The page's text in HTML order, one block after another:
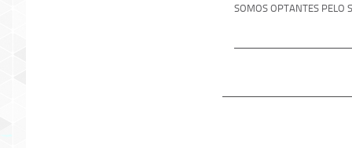
SOMOS OPTANTES PELO